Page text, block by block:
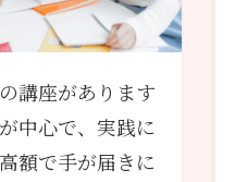
講座があります
中心で、実践に
額で手が届きに